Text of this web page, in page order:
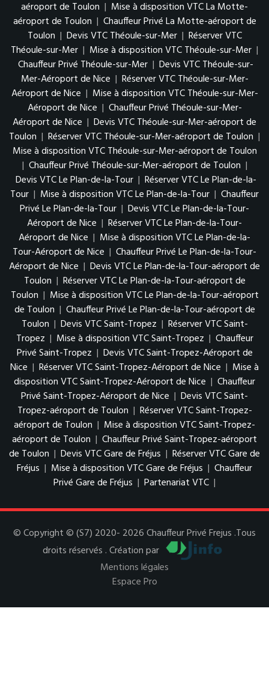
aéroport de Toulon | Mise à disposition VTC La Motte-
aéroport de Toulon | Chauffeur Privé La Motte-aéroport de
Toulon | Devis VTC Théoule-sur-Mer | Réserver VTC
Théoule-sur-Mer | Mise à disposition VTC Théoule-sur-Mer |
Chauffeur Privé Théoule-sur-Mer | Devis VTC Théoule-sur-
Mer-Aéroport de Nice | Réserver VTC Théoule-sur-Mer-
Aéroport de Nice | Mise à disposition VTC Théoule-sur-Mer-
Aéroport de Nice | Chauffeur Privé Théoule-sur-Mer-
Aéroport de Nice | Devis VTC Théoule-sur-Mer-aéroport de
Toulon | Réserver VTC Théoule-sur-Mer-aéroport de Toulon |
Mise à disposition VTC Théoule-sur-Mer-aéroport de Toulon
| Chauffeur Privé Théoule-sur-Mer-aéroport de Toulon |
Devis VTC Le Plan-de-la-Tour | Réserver VTC Le Plan-de-la-
Tour | Mise à disposition VTC Le Plan-de-la-Tour | Chauffeur
Privé Le Plan-de-la-Tour | Devis VTC Le Plan-de-la-Tour-
Aéroport de Nice | Réserver VTC Le Plan-de-la-Tour-
Aéroport de Nice | Mise à disposition VTC Le Plan-de-la-
Tour-Aéroport de Nice | Chauffeur Privé Le Plan-de-la-Tour-
Aéroport de Nice | Devis VTC Le Plan-de-la-Tour-aéroport de
Toulon | Réserver VTC Le Plan-de-la-Tour-aéroport de
Toulon | Mise à disposition VTC Le Plan-de-la-Tour-aéroport
de Toulon | Chauffeur Privé Le Plan-de-la-Tour-aéroport de
Toulon | Devis VTC Saint-Tropez | Réserver VTC Saint-
Tropez | Mise à disposition VTC Saint-Tropez | Chauffeur
Privé Saint-Tropez | Devis VTC Saint-Tropez-Aéroport de
Nice | Réserver VTC Saint-Tropez-Aéroport de Nice | Mise à
disposition VTC Saint-Tropez-Aéroport de Nice | Chauffeur
Privé Saint-Tropez-Aéroport de Nice | Devis VTC Saint-
Tropez-aéroport de Toulon | Réserver VTC Saint-Tropez-
aéroport de Toulon | Mise à disposition VTC Saint-Tropez-
aéroport de Toulon | Chauffeur Privé Saint-Tropez-aéroport
de Toulon | Devis VTC Gare de Fréjus | Réserver VTC Gare de
Fréjus | Mise à disposition VTC Gare de Fréjus | Chauffeur
Privé Gare de Fréjus | Partenariat VTC |
© Copyright © (S7) 2020- 2026 Chauffeur Privé Frejus .Tous
droits réservés . Création par
Mentions légales
Espace Pro